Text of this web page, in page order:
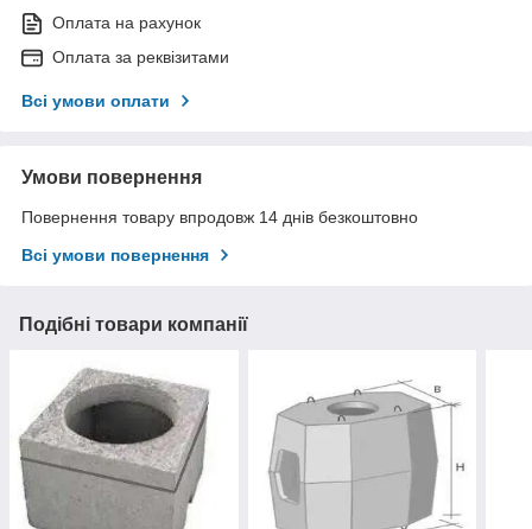
Оплата на рахунок
Оплата за реквізитами
Всі умови оплати
Умови повернення
Повернення товару впродовж 14 днів безкоштовно
Всі умови повернення
Подібні товари компанії